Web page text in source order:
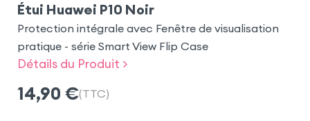
Étui Huawei P10 Noir
Protection intégrale avec Fenêtre de visualisation
pratique - série Smart View Flip Case
Détails du Produit >
14,90 €(TTC)